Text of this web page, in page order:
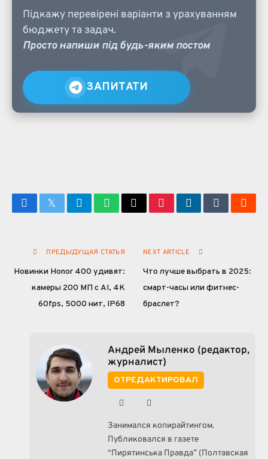
Підкажу перевірені варіанти з урахуванням
бюджету та задач.
Просто напиши під будь-яким постом
ЗАПИТАТИ
FacebookTwitterTelegramWhatsApp
EmailPinterestLinkedInTumblr
ПРЕДЫДУЩАЯ СТАТЬЯ
Новинки Honor 400 удивят:
камеры 200 МП с AI, 4K
60fps, 5000 нит, IP68
NEXT ARTICLE
Что лучше выбрать в 2025:
смарт-часы или фитнес-
браслет?
Андрей Мыленко (редактор,
журналист)
ОТРЕДАКТИРОВАЛ
Facebook
Занимался копирайтингом.
Публиковался в газете
“Пирятинська Правда” (Полтавская